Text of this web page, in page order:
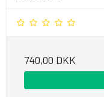
740,00 DKK